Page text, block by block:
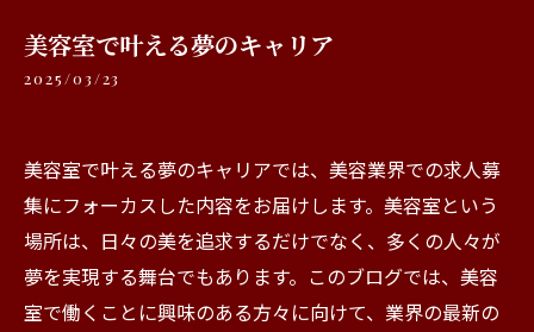
美容室で叶える夢のキャリア
2025/03/23
美容室で叶える夢のキャリアでは、美容業界での求人募
集にフォーカスした内容をお届けします。美容室という
場所は、日々の美を追求するだけでなく、多くの人々が
夢を実現する舞台でもあります。このブログでは、美容
室で働くことに興味のある方々に向けて、業界の最新の